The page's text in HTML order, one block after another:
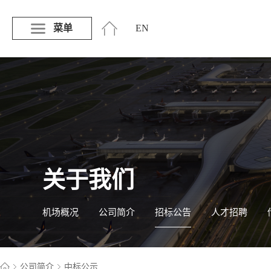
菜单 EN
关于我们
机场概况 公司简介 招标公告 人才招聘
公司简介 中标公示